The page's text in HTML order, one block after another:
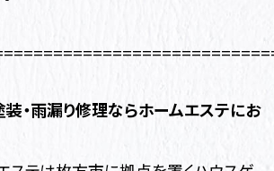
・雨漏り修理ならホームエステにお